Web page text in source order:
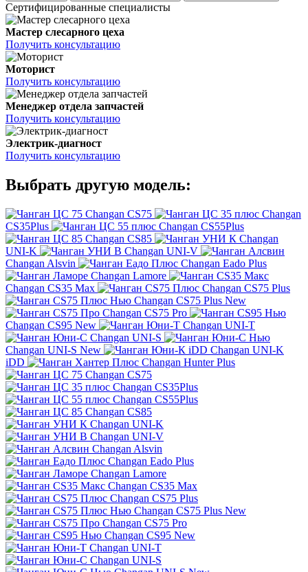
Сертифицированные специалисты
Мастер слесарного цеха
Получить консультацию
Моторист
Получить консультацию
Менеджер отдела запчастей
Получить консультацию
Электрик-диагност
Получить консультацию
Выбрать другую модель:
Changan CS75
Changan
CS35Plus
Changan CS55Plus
Changan CS85
Changan
UNI-K
Changan UNI-V
Changan Alsvin
Changan Eado Plus
Changan Lamore
Changan CS35 Max
Changan CS75 Plus
Changan CS75 Plus New
Changan CS75 Pro
Changan CS95 New
Changan UNI-T
Changan UNI-S
Changan UNI-S New
Changan UNI-K
iDD
Changan Hunter Plus
Changan CS75
Changan CS35Plus
Changan CS55Plus
Changan CS85
Changan UNI-K
Changan UNI-V
Changan Alsvin
Changan Eado Plus
Changan Lamore
Changan CS35 Max
Changan CS75 Plus
Changan CS75 Plus New
Changan CS75 Pro
Changan CS95 New
Changan UNI-T
Changan UNI-S